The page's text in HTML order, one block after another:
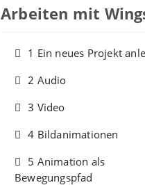
Arbeiten mit
1 Ein neues Projekt
2 Audio
3 Video
4 Bildanimationen
5 Animation als
Bewegungspfad